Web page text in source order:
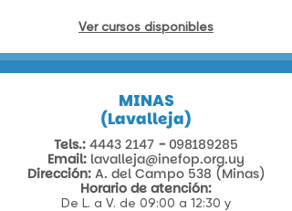
Ver cursos disponibles
MINAS
(Lavalleja)
Tels.: 4443 2147 - 098189285
Email: lavalleja@inefop.org.uy
Dirección: A. del Campo 538 (Minas)​
Horario de atención:
De L. a V. de 09:00 a 12:30 y